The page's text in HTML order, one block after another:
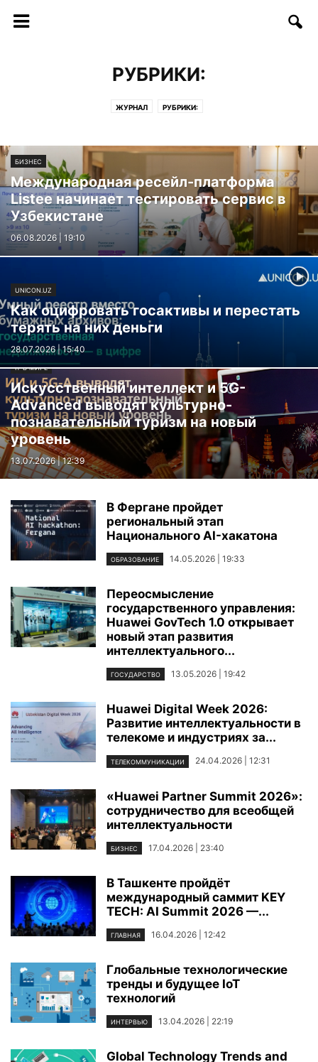
РУБРИКИ:
ЖУРНАЛ РУБРИКИ:
БИЗНЕС
Международная ресейл-платформа
Listee начинает тестировать сервис в
Узбекистане
06.08.2026 | 19:10
UNICON.UZ
Как оцифровать госактивы и перестать
терять на них деньги
28.07.2026 | 15:40
IT В МИРЕ
Искусственный интеллект и 5G-
Advanced выводят культурно-
познавательный туризм на новый
уровень
13.07.2026 | 12:39
В Фергане пройдет
региональный этап
Национального AI-хакатона
ОБРАЗОВАНИЕ 14.05.2026 | 19:33
Переосмысление
государственного управления:
Huawei GovTech 1.0 открывает
новый этап развития
интеллектуального...
ГОСУДАРСТВО 13.05.2026 | 19:42
Huawei Digital Week 2026:
Развитие интеллектуальности в
телекоме и индустриях за...
ТЕЛЕКОММУНИКАЦИИ 24.04.2026 | 12:31
«Huawei Partner Summit 2026»:
сотрудничество для всеобщей
интеллектуальности
БИЗНЕС 17.04.2026 | 23:40
В Ташкенте пройдёт
международный саммит KEY
TECH: AI Summit 2026 —...
ГЛАВНАЯ 16.04.2026 | 12:42
Глобальные технологические
тренды и будущее IoT
технологий
ИНТЕРВЬЮ 13.04.2026 | 22:19
Global Technology Trends and